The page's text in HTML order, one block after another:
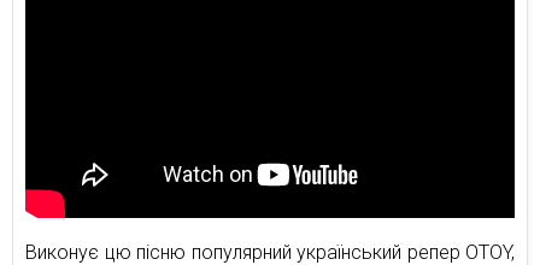
Виконує цю пісню популярний український репер OTOY,